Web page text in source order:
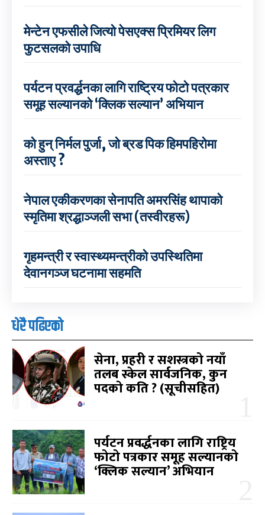
मेन्टेन एफसीले जित्यो पेसएक्स प्रिमियर लिग
फुटसलको उपाधि
पर्यटन प्रवर्द्धनका लागि राष्ट्रिय फोटो पत्रकार
समूह सल्यानको ‘क्लिक सल्यान’ अभियान
को हुन् निर्मल पुर्जा, जो ब्रड पिक हिमपहिरोमा
अस्ताए ?
नेपाल एकीकरणका सेनापति अमरसिंह थापाको
स्मृतिमा श्रद्धाञ्जली सभा (तस्वीरहरू)
गृहमन्त्री र स्वास्थ्यमन्त्रीको उपस्थितिमा
देवानगञ्ज घटनामा सहमति
धेरै पढिएको
सेना, प्रहरी र सशस्त्रको नयाँ
तलब स्केल सार्वजनिक, कुन
पदको कति ? (सूचीसहित)
पर्यटन प्रवर्द्धनका लागि राष्ट्रिय
फोटो पत्रकार समूह सल्यानको
‘क्लिक सल्यान’ अभियान